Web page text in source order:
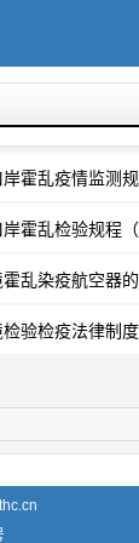
霍乱疫情监测
霍乱检验规程
乱染疫航空器
验检疫法律制度